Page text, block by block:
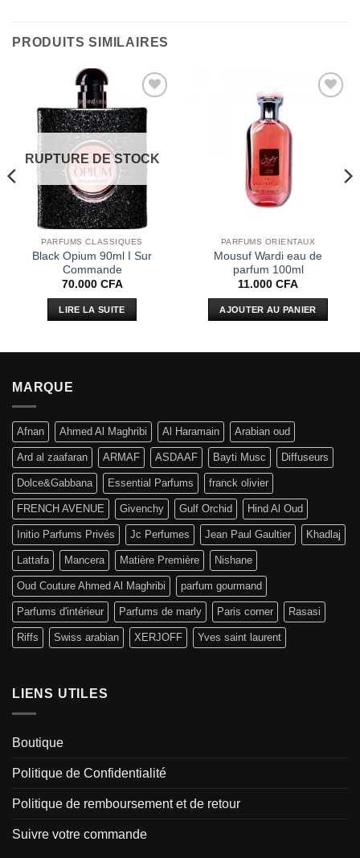
PRODUITS SIMILAIRES
Ajouter
à la liste
d’envies
RUPTURE DE STOCK
PARFUMS CLASSIQUES
Black Opium 90ml ا Sur
Commande
70.000 CFA
LIRE LA SUITE
PARFUMS ORIENTAUX
Mousuf Wardi eau de
parfum 100ml
11.000 CFA
AJOUTER AU PANIER
MARQUE
Afnan Ahmed Al Maghribi Al Haramain Arabian oud
Ard al zaafaran ARMAF ASDAAF Bayti Musc Diffuseurs
Dolce&Gabbana Essential Parfums franck olivier
FRENCH AVENUE Givenchy Gulf Orchid Hind Al Oud
Initio Parfums Privés Jc Perfumes Jean Paul Gaultier Khadlaj
Lattafa Mancera Matière Première Nishane
Oud Couture Ahmed Al Maghribi parfum gourmand
Parfums d'intérieur Parfums de marly Paris corner Rasasi
Riffs Swiss arabian XERJOFF Yves saint laurent
LIENS UTILES
Boutique
Politique de Confidentialité
Politique de remboursement et de retour
Suivre votre commande